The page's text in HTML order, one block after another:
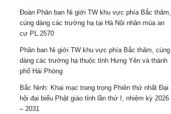
Đoàn Phân ban Ni giới TW khu vực phía Bắc thăm,
cúng dàng các trường hạ tại Hà Nội nhân mùa an
cư PL.2570
Phân ban Ni giới TW khu vực phía Bắc thăm, cúng
dàng các trường hạ thuộc tỉnh Hưng Yên và thành
phố Hải Phòng
Bắc Ninh: Khai mạc trang trọng Phiên thứ nhất Đại
hội đại biểu Phật giáo tỉnh lần thứ I, nhiệm kỳ 2026
– 2031